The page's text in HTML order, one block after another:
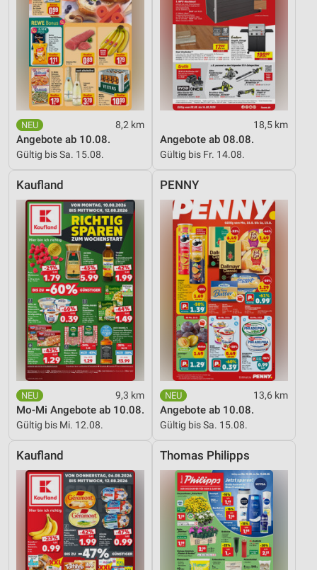
8,2 km
Angebote ab 10.08.
Gültig bis Sa. 15.08.
18,5 km
Angebote ab 08.08.
Gültig bis Fr. 14.08.
Kaufland
9,3 km
Mo-Mi Angebote ab 10.08.
Gültig bis Mi. 12.08.
PENNY
13,6 km
Angebote ab 10.08.
Gültig bis Sa. 15.08.
Kaufland Thomas Philipps
Entwicklung und Verbesserung der Angebote
Verwendung reduzierter Daten zur Auswahl von
Inhalten
IAB-Besonderheiten:
Verwendung genauer Standortdaten
Geräte anhand von aktiv angeforderten
Informationen identifizieren
Notwendig
Performance
Funktional
Werbung